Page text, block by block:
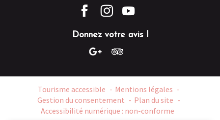
Donnez votre avis !
Tourisme accessible
Mentions légales
Gestion du consentement
Plan du site
Accessibilité numérique : non-conforme